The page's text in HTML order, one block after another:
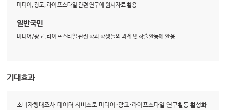
미디어, 광고, 라이프스타일 관련 연구에 원시자료 활용
일반국민
미디어/광고, 라이프스타일 관련 학과 학생들의 과제 및 학술활동에 활용
기대효과
소비자행태조사 데이터 서비스로 미디어·광고·라이프스타일 연구활동 활성화